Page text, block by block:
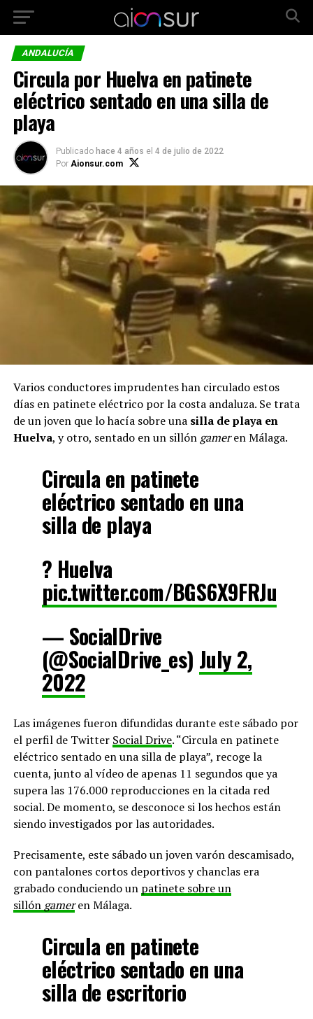
ANDALUCÍA
Circula por Huelva en patinete
eléctrico sentado en una silla de
playa
Publicado hace 4 años el 4 de julio de 2022
Por Aionsur.com
Varios conductores imprudentes han circulado estos
días en patinete eléctrico por la costa andaluza. Se trata
de un joven que lo hacía sobre una silla de playa en
Huelva, y otro, sentado en un sillón gameren Málaga.
Circula en patinete
eléctrico sentado en una
silla de playa
? Huelva
pic.twitter.com/BGS6X9FRJu
— SocialDrive
(@SocialDrive_es) July 2,
2022
Las imágenes fueron difundidas durante este sábado por
el perfil de Twitter Social Drive. “Circula en patinete
eléctrico sentado en una silla de playa”, recoge la
cuenta, junto al vídeo de apenas 11 segundos que ya
supera las 176.000 reproducciones en la citada red
social. De momento, se desconoce si los hechos están
siendo investigados por las autoridades.
Precisamente, este sábado un joven varón descamisado,
con pantalones cortos deportivos y chanclas era
grabado conduciendo un patinete sobre un
sillón gameren Málaga.
Circula en patinete
eléctrico sentado en una
silla de escritorio